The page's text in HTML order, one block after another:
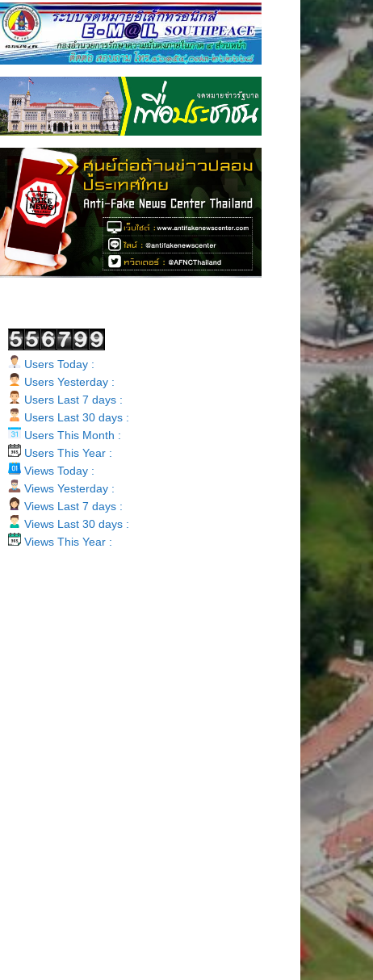
Users Today :
Users Yesterday :
Users Last 7 days :
Users Last 30 days :
Users This Month :
Users This Year :
Views Today :
Views Yesterday :
Views Last 7 days :
Views Last 30 days :
Views This Year :